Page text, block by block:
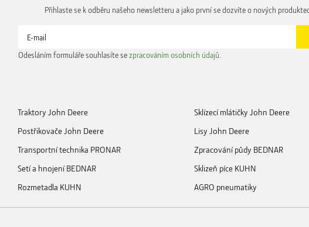
Přihlaste se k odběru našeho newsletteru a jako první se dozvíte o nových
Odesláním formuláře souhlasíte sezpracováním osobních údajů
Traktory John Deere Sklízecí mlátičky John Deere
Postřikovače John Deere Lisy John Deere
Transportní technika PRONAR Zpracování půdy BEDNAR
Setí a hnojení BEDNAR Sklizeň píce KUHN
Rozmetadla KUHN AGRO pneumatiky